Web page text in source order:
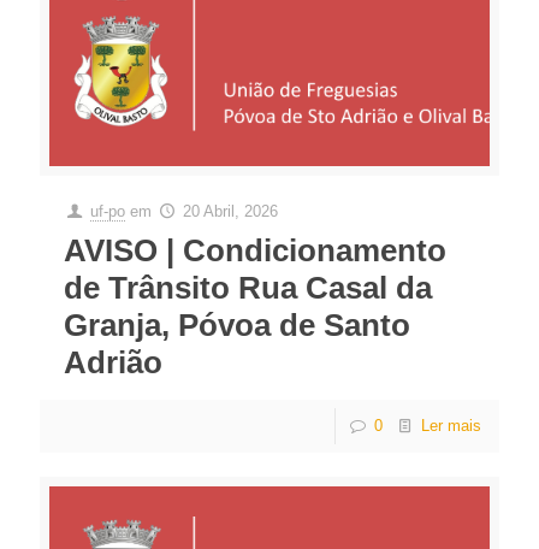
uf-po em 20 Abril, 2026
AVISO | Condicionamento
de Trânsito Rua Casal da
Granja, Póvoa de Santo
Adrião
0 Ler mais